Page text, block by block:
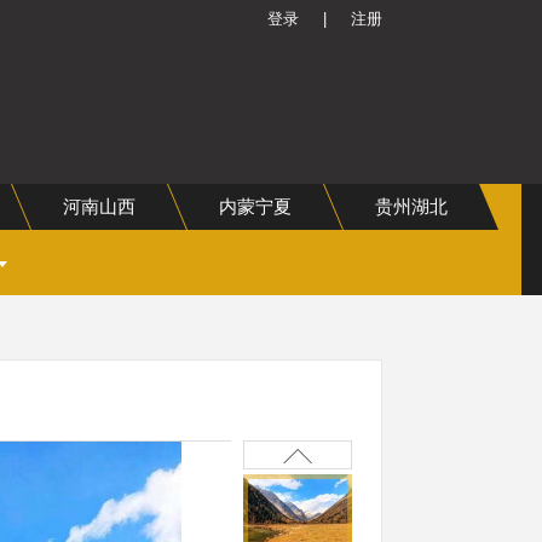
登录 注册
河南山西 内蒙宁夏 贵州湖北